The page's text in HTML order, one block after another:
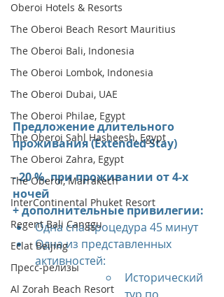
Oberoi Hotels & Resorts
The Oberoi Beach Resort Mauritius
The Oberoi Bali, Indonesia
The Oberoi Lombok, Indonesia
The Oberoi Dubai, UAE
The Oberoi Philae, Egypt
The Oberoi Sahl Hasheesh, Egypt
The Oberoi Zahra, Egypt
The Oberoi, Marrakech
InterContinental Phuket Resort
Regent Bali Canggu
Eclat Beijing
Пресс-релизы
Al Zorah Beach Resort
Предложение длительного
проживания (Extended Stay)
- 20 %, при проживании от 4-х
ночей
+ дополнительные привилегии:
Одна спа процедура 45 минут
Одна из представленных
активностей:
Исторический